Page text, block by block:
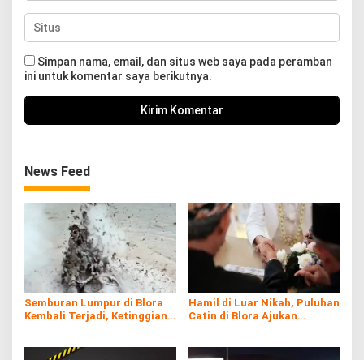
Simpan nama, email, dan situs web saya pada peramban
ini untuk komentar saya berikutnya.
News Feed
Semburan Lumpur di Blora
Kembali Terjadi, Ketinggian
Hamil di Luar Nikah, Puluhan
Catin di Blora Ajukan